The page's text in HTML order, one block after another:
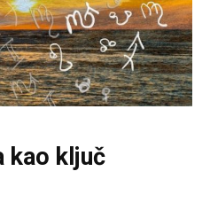
kao ključ